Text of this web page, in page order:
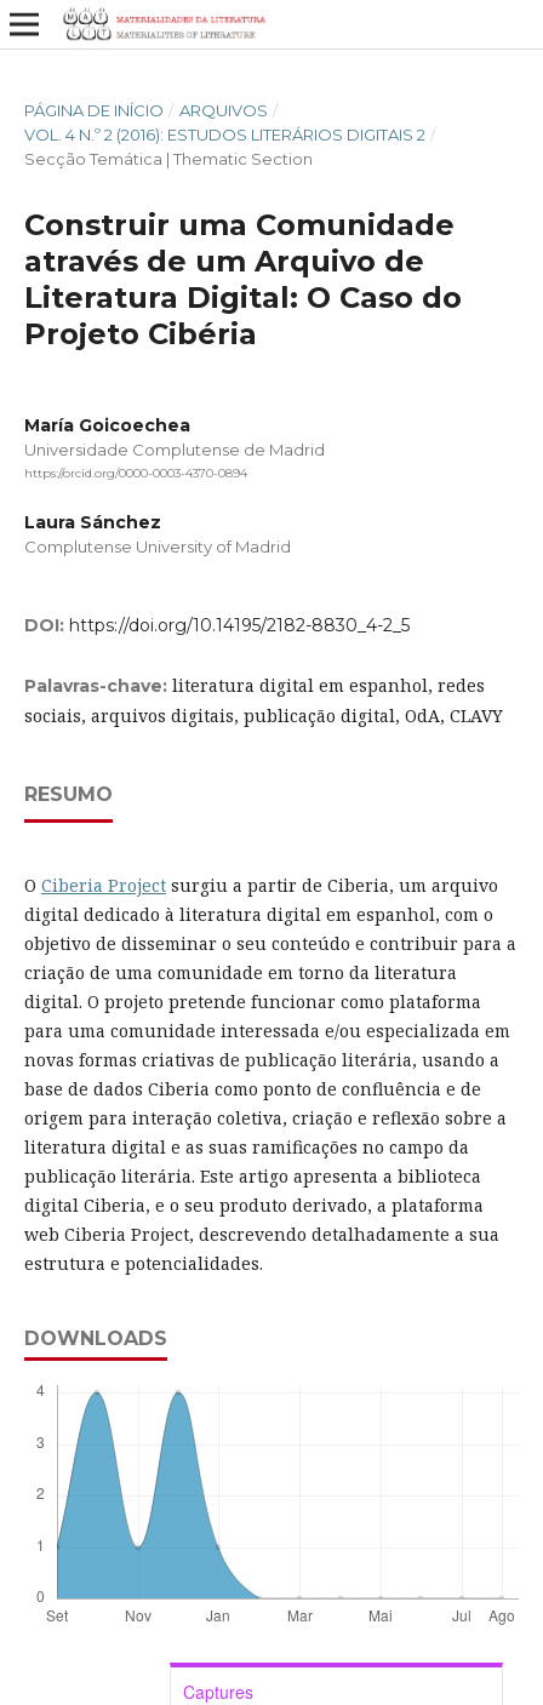
PÁGINA DE INÍCIO / ARQUIVOS /
VOL. 4 N.º 2 (2016): ESTUDOS LITERÁRIOS DIGITAIS 2 /
Secção Temática | Thematic Section
Construir uma Comunidade
através de um Arquivo de
Literatura Digital: O Caso do
Projeto Cibéria
María Goicoechea
Universidade Complutense de Madrid
https://orcid.org/0000-0003-4370-0894
Laura Sánchez
Complutense University of Madrid
DOI: https://doi.org/10.14195/2182-8830_4-2_5
Palavras-chave: literatura digital em espanhol, redes
sociais, arquivos digitais, publicação digital, OdA, CLAVY
RESUMO
O Ciberia Projectsurgiu a partir de Ciberia, um arquivo
digital dedicado à literatura digital em espanhol, com o
objetivo de disseminar o seu conteúdo e contribuir para a
criação de uma comunidade em torno da literatura
digital. O projeto pretende funcionar como plataforma
para uma comunidade interessada e/ou especializada em
novas formas criativas de publicação literária, usando a
base de dados Ciberia como ponto de confluência e de
origem para interação coletiva, criação e reflexão sobre a
literatura digital e as suas ramificações no campo da
publicação literária. Este artigo apresenta a biblioteca
digital Ciberia, e o seu produto derivado, a plataforma
web Ciberia Project, descrevendo detalhadamente a sua
estrutura e potencialidades.
DOWNLOADS
Captures